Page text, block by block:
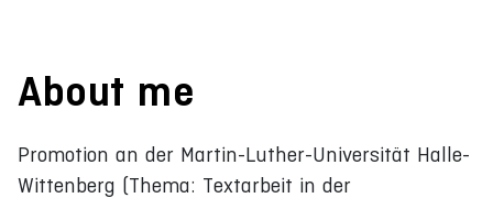
About me
Promotion an der Martin-Luther-Universität Halle-
Wittenberg (Thema: Textarbeit in der